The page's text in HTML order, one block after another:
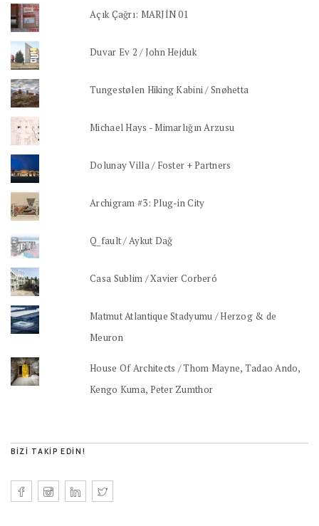
Açık Çağrı: MARJİN 01
Duvar Ev 2 / John Hejduk
Tungestølen Hiking Kabini / Snøhetta
Michael Hays - Mimarlığın Arzusu
Dolunay Villa / Foster + Partners
Archigram #3: Plug-in City
Q_fault / Aykut Dağ
Casa Sublim / Xavier Corberó
Matmut Atlantique Stadyumu / Herzog & de
Meuron
House Of Architects / Thom Mayne, Tadao Ando,
Kengo Kuma, Peter Zumthor
BIZI TAKIP EDIN!